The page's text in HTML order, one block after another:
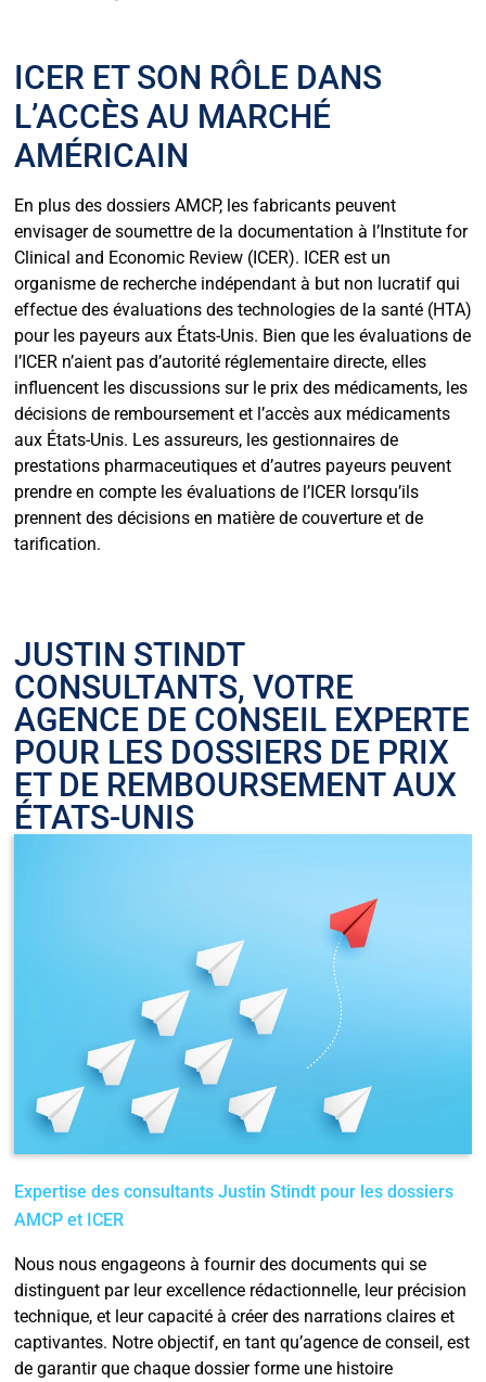
ICER ET SON RÔLE DANS
L’ACCÈS AU MARCHÉ
AMÉRICAIN
En plus des dossiers AMCP, les fabricants peuvent
envisager de soumettre de la documentation à l’Institute for
Clinical and Economic Review (ICER). ICER est un
organisme de recherche indépendant à but non lucratif qui
effectue des évaluations des technologies de la santé (HTA)
pour les payeurs aux États-Unis. Bien que les évaluations de
l’ICER n’aient pas d’autorité réglementaire directe, elles
influencent les discussions sur le prix des médicaments, les
décisions de remboursement et l’accès aux médicaments
aux États-Unis. Les assureurs, les gestionnaires de
prestations pharmaceutiques et d’autres payeurs peuvent
prendre en compte les évaluations de l’ICER lorsqu’ils
prennent des décisions en matière de couverture et de
tarification.
JUSTIN STINDT
CONSULTANTS, VOTRE
AGENCE DE CONSEIL EXPERTE
POUR LES DOSSIERS DE PRIX
ET DE REMBOURSEMENT AUX
ÉTATS-UNIS
Expertise des consultants Justin Stindt pour les dossiers
AMCP et ICER
Nous nous engageons à fournir des documents qui se
distinguent par leur excellence rédactionnelle, leur précision
technique, et leur capacité à créer des narrations claires et
captivantes. Notre objectif, en tant qu’agence de conseil, est
de garantir que chaque dossier forme une histoire